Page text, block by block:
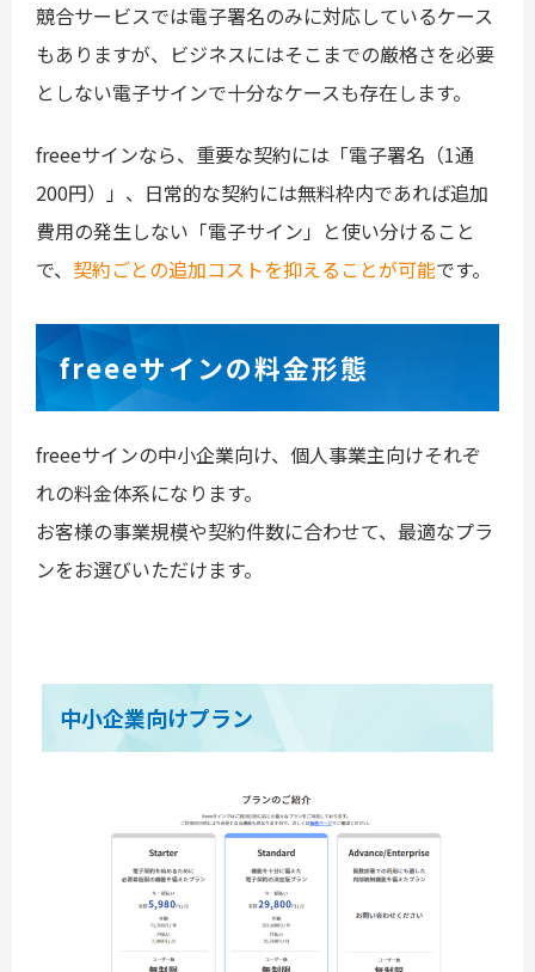
競合サービスでは電子署名のみに対応しているケース
もありますが、ビジネスにはそこまでの厳格さを必要
としない電子サインで十分なケースも存在します。
freeeサインなら、重要な契約には「電子署名（1通
200円）」、日常的な契約には無料枠内であれば追加
費用の発生しない「電子サイン」と使い分けること
で、 契約ごとの追加コストを抑えることが可能です。
freeeサインの料金形態
freeeサインの中小企業向け、個人事業主向けそれぞ
れの料金体系になります。
お客様の事業規模や契約件数に合わせて、最適なプラ
ンをお選びいただけます。
中小企業向けプラン